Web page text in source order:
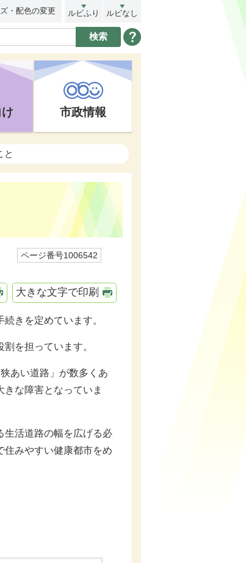
・配色の変更 ルビふり ルビなし
市政情報
と
ページ番号1006542
大きな文字で印刷
きを定めています。
を担っています。
あい道路」が数多くあ
な障害となっていま
活道路の幅を広げる必
住みやすい健康都市をめ